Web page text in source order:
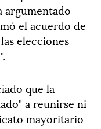
argumentado
el acuerdo de
elecciones
que la
a reunirse ni
mayoritario